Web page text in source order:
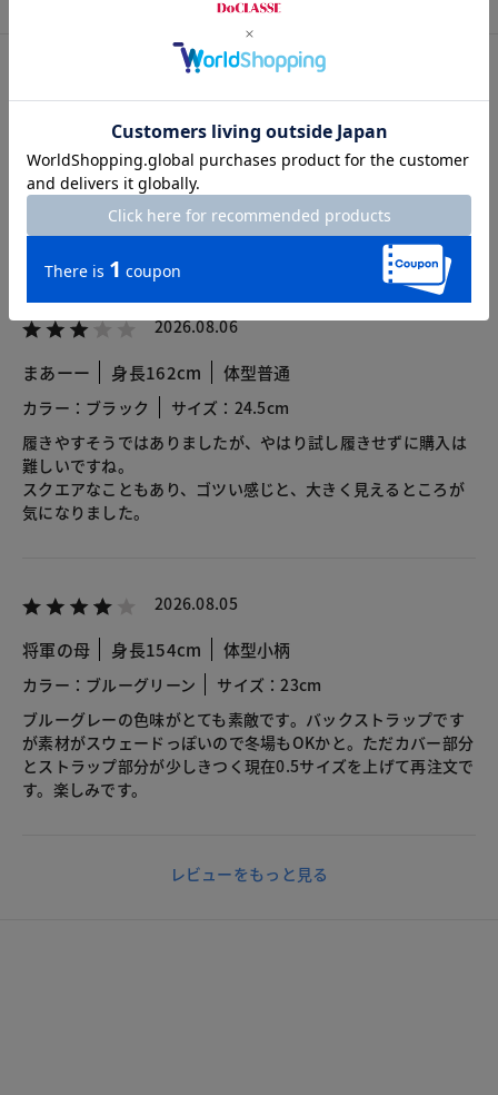
カスタマーレビュー
4.2 8レビュー
2026.08.06
まあーー 身長162cm 体型普通
カラー：ブラック
サイズ：24.5cm
履きやすそうではありましたが、やはり試し履きせずに購入は
難しいですね。
スクエアなこともあり、ゴツい感じと、大きく見えるところが
気になりました。
2026.08.05
将軍の母 身長154cm 体型小柄
カラー：ブルーグリーン
サイズ：23cm
ブルーグレーの色味がとても素敵です。バックストラップです
が素材がスウェードっぽいので冬場もOKかと。ただカバー部分
とストラップ部分が少しきつく現在0.5サイズを上げて再注文で
す。楽しみです。
レビューをもっと見る